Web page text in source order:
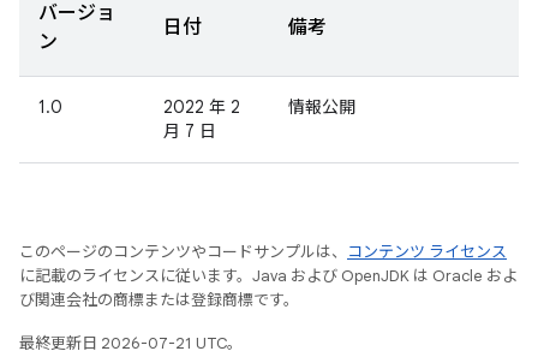
バージョ
ン
日付 備考
1.0
2022 年 2
月 7 日
情報公開
このページのコンテンツやコードサンプルは、
コンテンツ ライセンス
に記載のライセンスに従います。Java および OpenJDK は Oracle およ
び関連会社の商標または登録商標です。
最終更新日 2026-07-21 UTC。